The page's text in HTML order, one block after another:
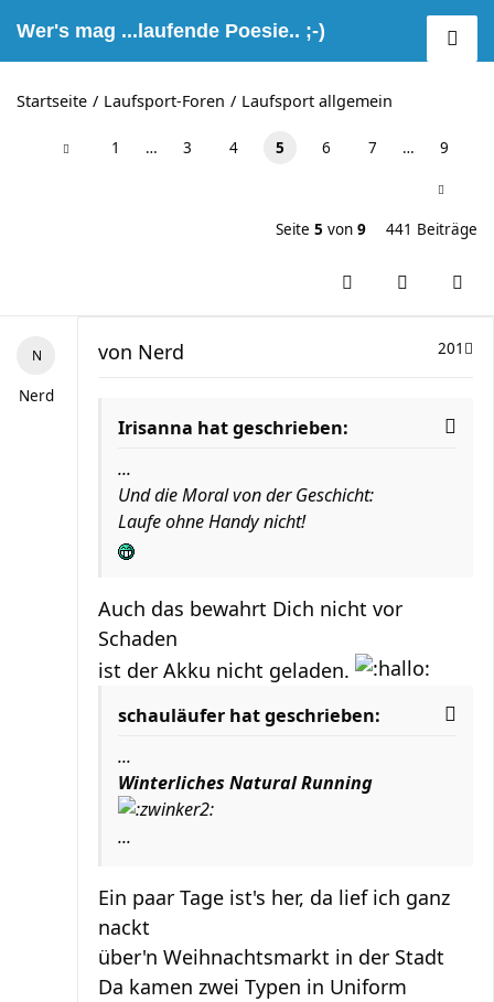
Wer's mag ...laufende Poesie.. ;-)
Startseite Laufsport-Foren Laufsport allgemein
1 … 3 4 5 6 7 … 9
Seite 5 von 9 441 Beiträge
Nerd
201
von Nerd
Irisanna hat geschrieben:
...
Und die Moral von der Geschicht:
Laufe ohne Handy nicht!
Auch das bewahrt Dich nicht vor
Schaden
ist der Akku nicht geladen.
schauläufer hat geschrieben:
...
Winterliches Natural Running
...
Ein paar Tage ist's her, da lief ich ganz
nackt
über'n Weihnachtsmarkt in der Stadt
Da kamen zwei Typen in Uniform